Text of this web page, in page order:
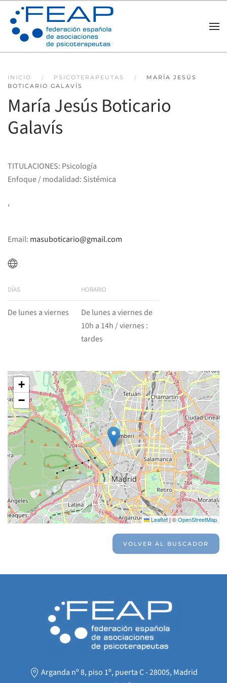
Skip to main content
INICIO PSICOTERAPEUTAS
MARÍA JESÚS
BOTICARIO GALAVÍS
María Jesús Boticario
Galavís
TITULACIONES: Psicología
Enfoque / modalidad: Sistémica
,
Email: masuboticario@gmail.com
DÍAS HORARIO
De lunes a viernes
De lunes a viernes de
10h a 14h / viernes :
tardes
+
−
Leaflet | ©OpenStreetMap
VOLVER AL BUSCADOR
Arganda nº 8, piso 1º, puerta C - 28005, Madrid